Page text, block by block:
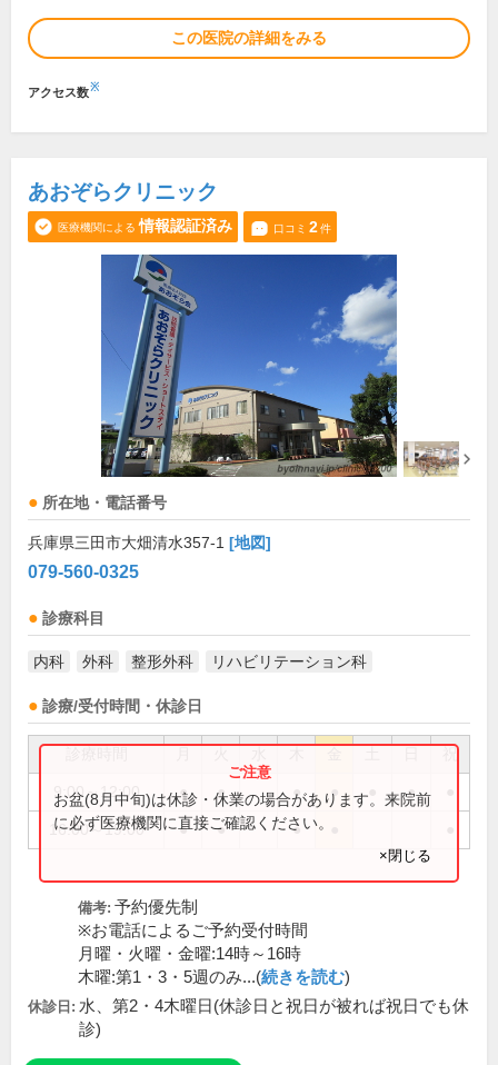
この医院の詳細をみる
アクセス数※
あおぞらクリニック
医療機関による 情報認証済み 口コミ 2件
所在地・電話番号
兵庫県三田市大畑清水357-1 [地図]
079-560-0325
診療科目
内科 外科 整形外科 リハビリテーション科
診療/受付時間・休診日
祝
9:00～12:00 ● ● ● ● ●
16:00～19:00 ● ● ●
お盆(8月中旬)は休診・休業の場合があります。来院前
に必ず医療機関に直接ご確認ください。
×閉じる
備考: 予約優先制
※お電話によるご予約受付時間
月曜・火曜・金曜:14時～16時
木曜:第1・3・5週のみ...(続きを読む)
休診日: 水、第2・4木曜日(休診日と祝日が被れば祝日でも休
診)